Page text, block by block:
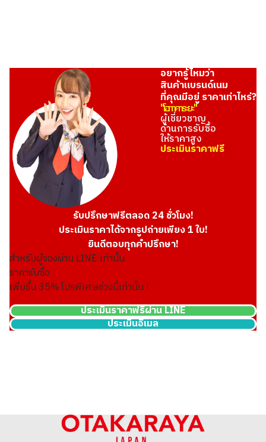
อยากรู้ไหมว่า
สินค้าแบรนด์เนม
ที่คุณมีอยู่ ราคาเท่าไหร่?
"โอทาคาระยะ"
ผู้เชี่ยวชาญ
ด้านการรับซื้อ
ให้ราคาสูง
ประเมินราคาฟรี
รับปรึกษาฟรีตลอด 24 ชั่วโมง!
ประเมินราคาได้จากรูปถ่ายเพียง 1 ใบ!
ยินดีตอบทุกคำปรึกษา!
สำหรับผู้จองผ่าน LINE เท่านั้น
ราคารับซื้อ
เพิ่มขึ้น35% โปรพิเศษช่วงนี้เท่านั้น !
ประเมินราคาฟรีผ่าน LINE
ประเมินอีเมล